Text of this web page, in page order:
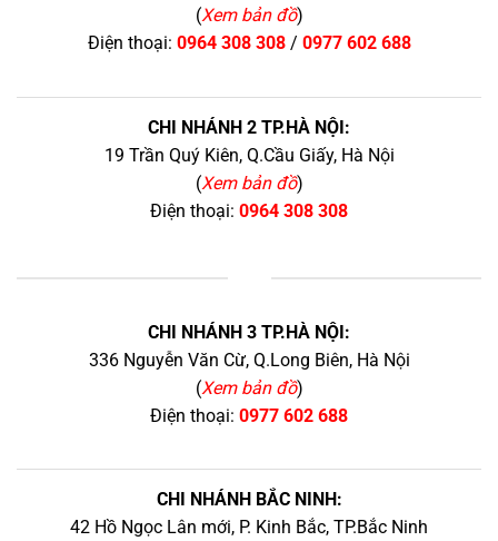
(Xem bản đồ)
Điện thoại: 0964 308 308/ 0977 602 688
CHI NHÁNH 2 TP.HÀ NỘI:
19 Trần Quý Kiên, Q.Cầu Giấy, Hà Nội
(Xem bản đồ)
Điện thoại: 0964 308 308
CHI NHÁNH 3 TP.HÀ NỘI:
336 Nguyễn Văn Cừ, Q.Long Biên, Hà Nội
(Xem bản đồ)
Điện thoại: 0977 602 688
CHI NHÁNH BẮC NINH:
42 Hồ Ngọc Lân mới, P. Kinh Bắc, TP.Bắc Ninh